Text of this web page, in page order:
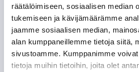
räätälöimiseen, sosiaalisen median
tukemiseen ja kävijämäärämme
jaamme sosiaalisen median,
alan kumppaneillemme tietoja siitä,
sivustoamme. Kumppanimme
tietoja muihin tietoihin, joita olet